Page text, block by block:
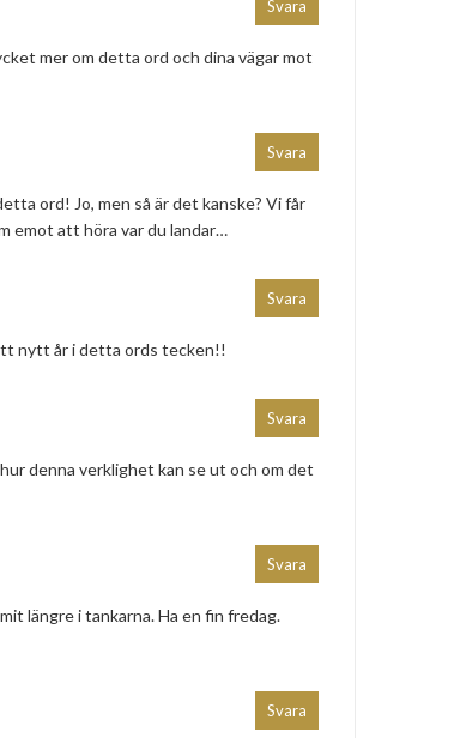
mer om detta ord och dina vägar mot
Svara
ord! Jo, men så är det kanske? Vi får
emot att höra var du landar…
Svara
nytt år i detta ords tecken!!
Svara
denna verklighet kan se ut och om det
Svara
längre i tankarna. Ha en fin fredag.
Svara
Svara